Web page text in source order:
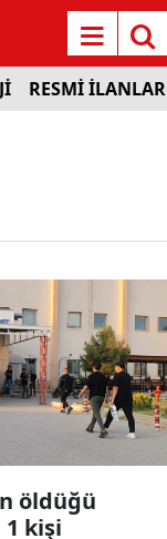
RESMİ İLANLAR
öldüğü
kişi